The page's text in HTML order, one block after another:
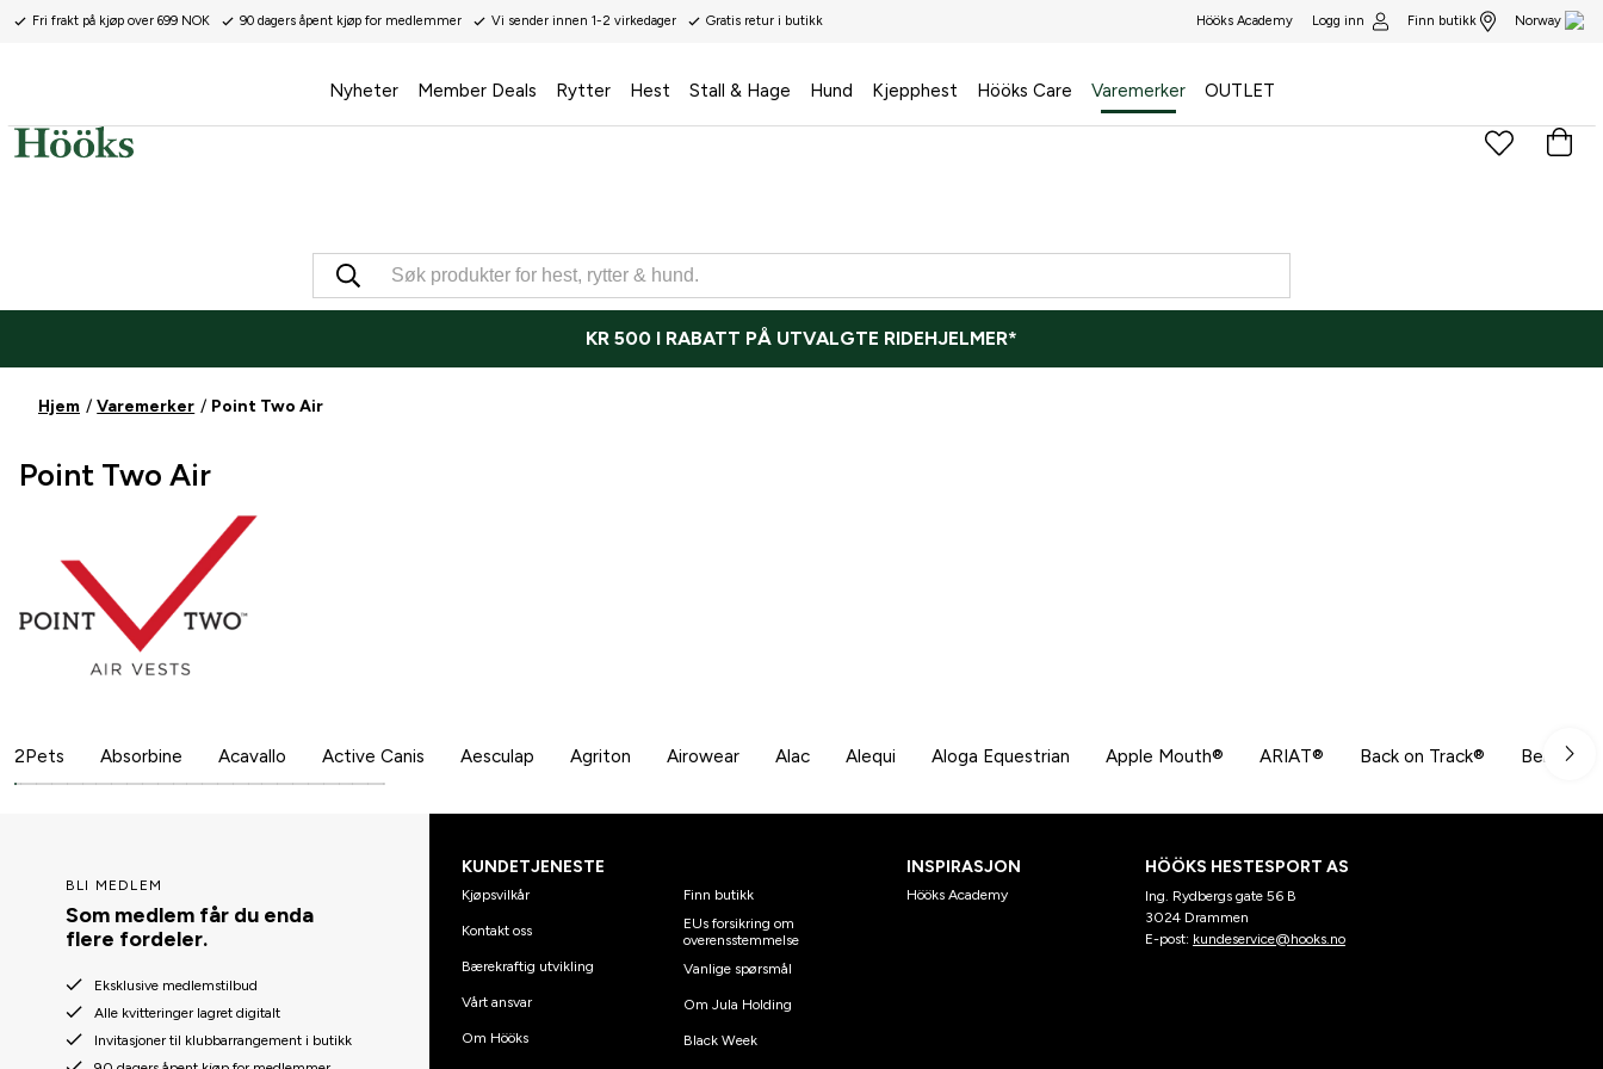
Fri frakt på kjøp over 699 NOK 90 dagers åpent kjøp for medlemmer Vi sender innen 1-2 virkedager Gratis retur i butikk Hööks Academy Logg inn Finn butikk Norway
Nyheter Member Deals Rytter Hest Stall & Hage Hund Kjepphest Hööks Care Varemerker OUTLET
KR 500 I RABATT PÅ UTVALGTE RIDEHJELMER*
Hjem Varemerker Point Two Air
Point Two Air
2Pets Absorbine Acavallo Active Canis Aesculap Agriton Airowear Alac Alequi Aloga Equestrian Apple Mouth® ARIAT® Back on Track® Beris
BLI MEDLEM
Som medlem får du enda
flere fordeler.
Eksklusive medlemstilbud
Alle kvitteringer lagret digitalt
Invitasjoner til klubbarrangement i butikk
KUNDETJENESTE
Kjøpsvilkår
Kontakt oss
Bærekraftig utvikling
Vårt ansvar
Om Hööks
Finn butikk
EUs forsikring om
overensstemmelse
Vanlige spørsmål
Om Jula Holding
Black Week
INSPIRASJON
Hööks Academy
HÖÖKS HESTESPORT AS
Ing. Rydbergs gate 56 B
3024 Drammen
E-post: kundeservice@hooks.no